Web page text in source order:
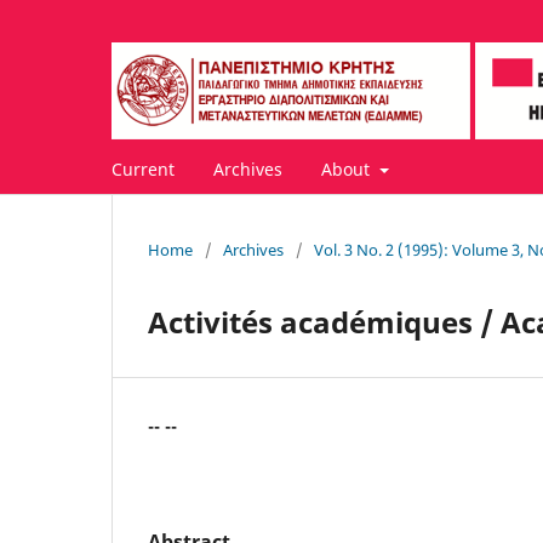
Current Archives About
Home / Archives / Vol. 3 No. 2 (1995): Volume 3,
Activités académiques /
-- --